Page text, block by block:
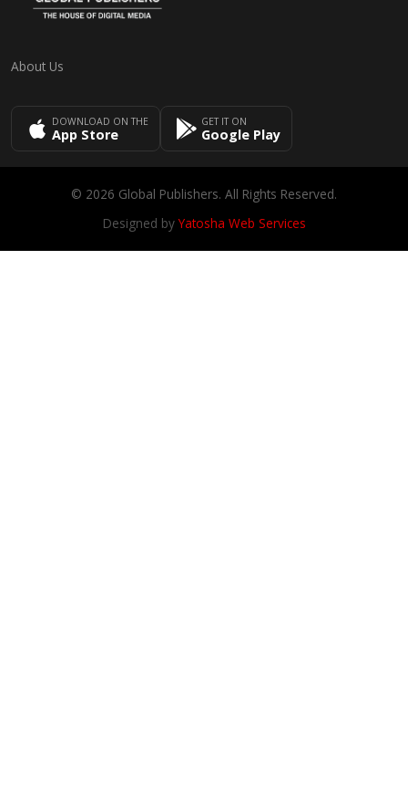
About Us
DOWNLOAD ON THE
App Store
GET IT ON
Google Play
© 2026 Global Publishers. All Rights Reserved.
Designed byYatosha Web Services